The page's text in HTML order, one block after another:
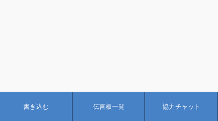
書き込む 伝言板一覧 協力チャット